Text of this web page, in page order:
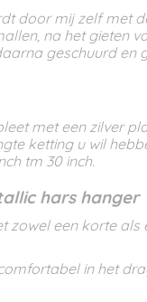
door mij zelf met
na het gieten
geschuurd en
met een zilver
ketting u wil
tm 30 inch.
hars hanger
zowel een korte als
in het